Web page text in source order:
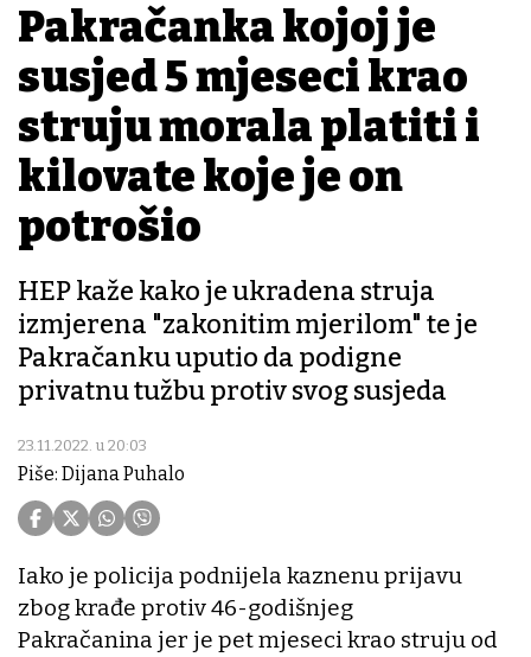
Pakračanka kojoj je
susjed 5 mjeseci krao
struju morala platiti i
kilovate koje je on
potrošio
HEP kaže kako je ukradena struja
izmjerena "zakonitim mjerilom" te je
Pakračanku uputio da podigne
privatnu tužbu protiv svog susjeda
23.11.2022. u 20:03
Piše: Dijana Puhalo
Iako je policija podnijela kaznenu prijavu
zbog krađe protiv 46-godišnjeg
Pakračanina jer je pet mjeseci krao struju od